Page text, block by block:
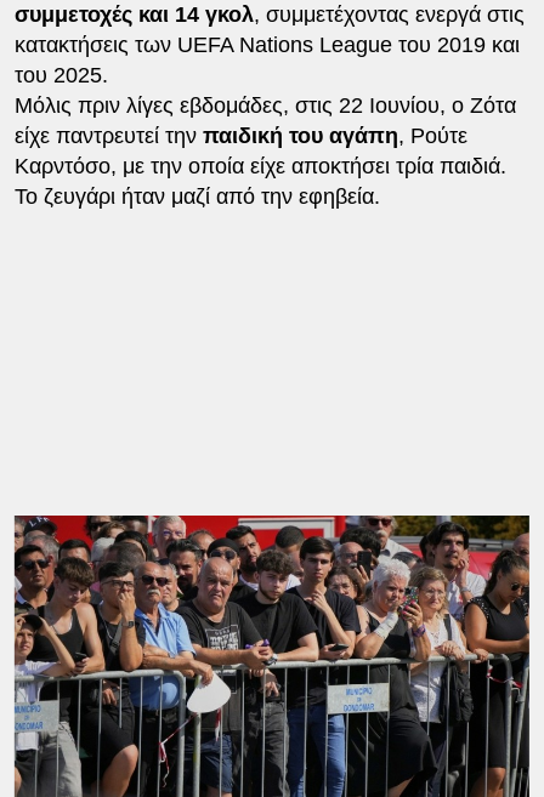
συμμετοχές και 14 γκολ, συμμετέχοντας ενεργά στις
κατακτήσεις των UEFA Nations League του 2019 και
του 2025.
Μόλις πριν λίγες εβδομάδες, στις 22 Ιουνίου, ο Ζότα
είχε παντρευτεί την παιδική του αγάπη, Ρούτε
Καρντόσο, με την οποία είχε αποκτήσει τρία παιδιά.
Το ζευγάρι ήταν μαζί από την εφηβεία.